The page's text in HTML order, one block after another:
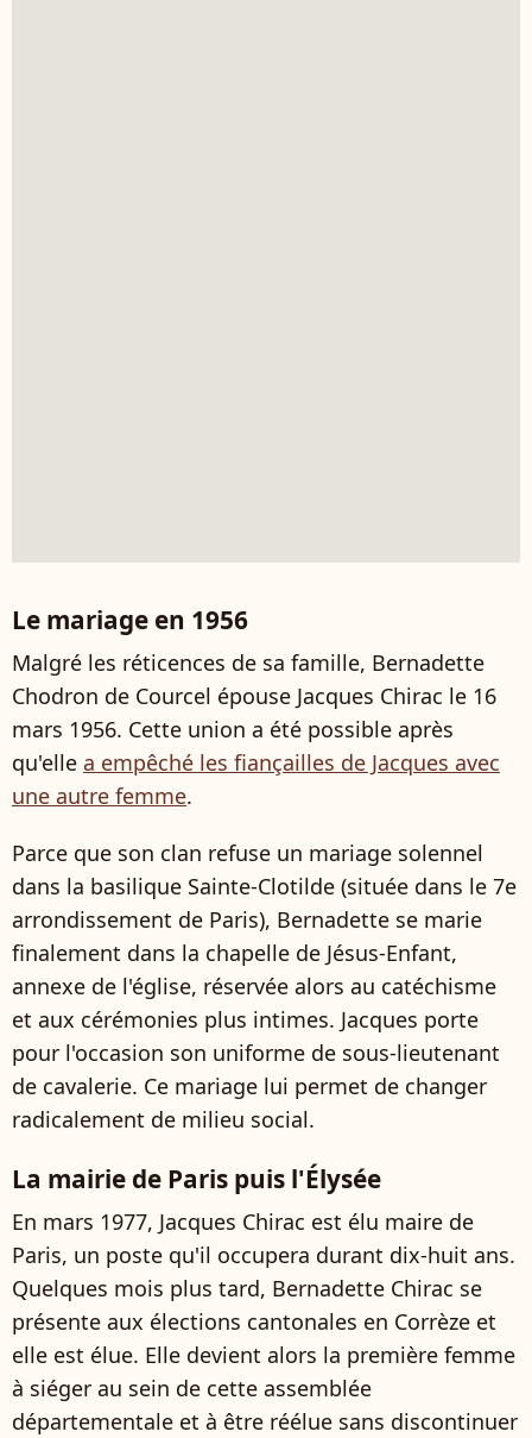
Le mariage en 1956
Malgré les réticences de sa famille, Bernadette
Chodron de Courcel épouse Jacques Chirac le 16
mars 1956. Cette union a été possible après
qu'elle a empêché les fiançailles de Jacques avec
une autre femme.
Parce que son clan refuse un mariage solennel
dans la basilique Sainte-Clotilde (située dans le 7e
arrondissement de Paris), Bernadette se marie
finalement dans la chapelle de Jésus-Enfant,
annexe de l'église, réservée alors au catéchisme
et aux cérémonies plus intimes. Jacques porte
pour l'occasion son uniforme de sous-lieutenant
de cavalerie. Ce mariage lui permet de changer
radicalement de milieu social.
La mairie de Paris puis l'Élysée
En mars 1977, Jacques Chirac est élu maire de
Paris, un poste qu'il occupera durant dix-huit ans.
Quelques mois plus tard, Bernadette Chirac se
présente aux élections cantonales en Corrèze et
elle est élue. Elle devient alors la première femme
à siéger au sein de cette assemblée
départementale et à être réélue sans discontinuer